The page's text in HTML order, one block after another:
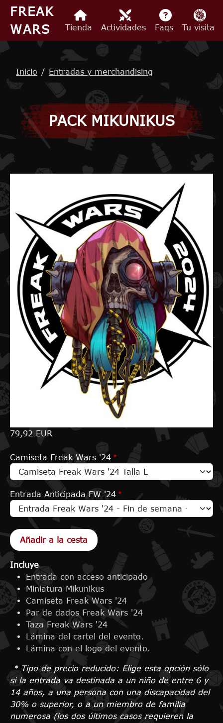
Pasar al contenido principal
FREAK
WARS
Tienda Actividades Faqs Tu visita
Ruta de navegación
Inicio Entradas y merchandising
PACK MIKUNIKUS
79,92 EUR
Camiseta Freak Wars '24
Entrada Anticipada FW '24
Incluye
Entrada con acceso anticipado
Miniatura Mikunikus
Camiseta Freak Wars '24
Par de dados Freak Wars '24
Taza Freak Wars '24
Lámina del cartel del evento.
Lámina con el logo del evento.
* Tipo de precio reducido: Elige esta opción sólo
si la entrada va destinada a un niño de entre 6 y
14 años, a una persona con una discapacidad del
30% o superior, o a un miembro de familia
numerosa (los dos últimos casos requieren la